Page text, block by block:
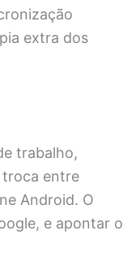
extra dos
trabalho,
troca entre
Android. O
e apontar o